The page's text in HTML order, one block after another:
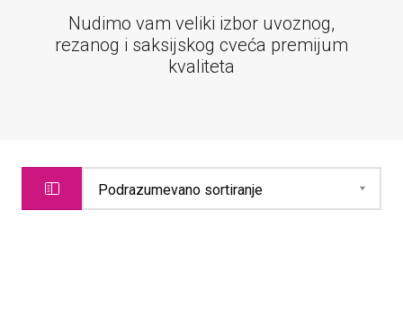
Nudimo vam veliki izbor uvoznog,
rezanog i saksijskog cveća premijum
kvaliteta